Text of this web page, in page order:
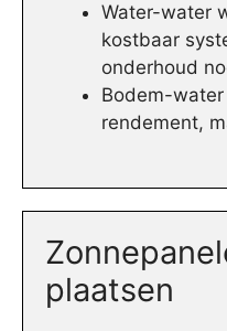
Water-water
kostbaar
onderhoud
Bodem-
rendement,
plaatsen